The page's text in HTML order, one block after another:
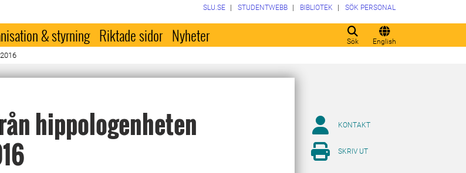
Sök English
SLU.SE STUDENTWEBB BIBLIOTEK SÖK PERSONAL
& styrning Riktade sidor Nyheter
hippologenheten
KONTAKT
SKRIV UT